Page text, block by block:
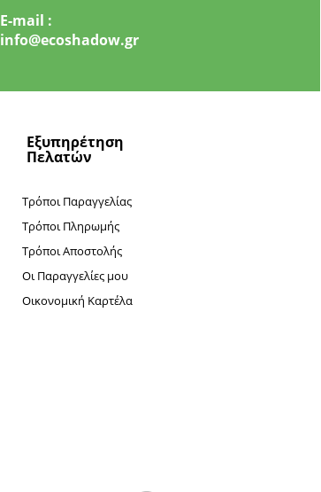
E-mail :
info@ecoshadow.gr
Εξυπηρέτηση
Πελατών
Τρόποι Παραγγελίας
Τρόποι Πληρωμής
Τρόποι Αποστολής
Oι Παραγγελίες μου
Oικονομική Καρτέλα